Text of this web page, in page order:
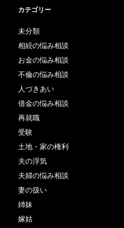
カテゴリー
未分類
相続の悩み相談
お金の悩み相談
不倫の悩み相談
人づきあい
借金の悩み相談
再就職
受験
土地・家の権利
夫の浮気
夫婦の悩み相談
妻の扱い
姉妹
嫁姑